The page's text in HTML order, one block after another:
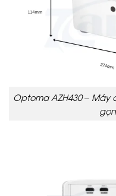
Optoma AZH430 – Máy